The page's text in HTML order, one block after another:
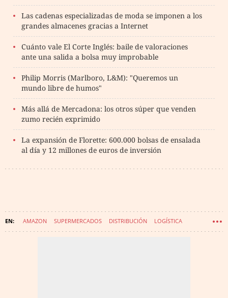
Las cadenas especializadas de moda se imponen a los
grandes almacenes gracias a Internet
Cuánto vale El Corte Inglés: baile de valoraciones
ante una salida a bolsa muy improbable
Philip Morris (Marlboro, L&M): "Queremos un
mundo libre de humos"
Más allá de Mercadona: los otros súper que venden
zumo recién exprimido
La expansión de Florette: 600.000 bolsas de ensalada
al día y 12 millones de euros de inversión
AMAZON SUPERMERCADOS DISTRIBUCIÓN LOGÍSTICA